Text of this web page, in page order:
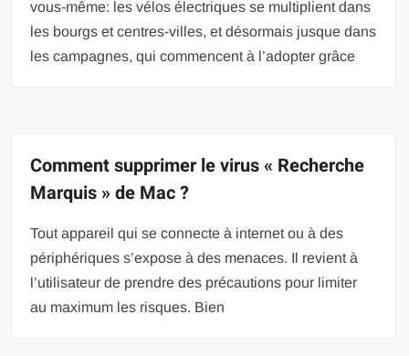
vous-même: les vélos électriques se multiplient dans
les bourgs et centres-villes, et désormais jusque dans
les campagnes, qui commencent à l’adopter grâce
Comment supprimer le virus « Recherche
Marquis » de Mac ?
Tout appareil qui se connecte à internet ou à des
périphériques s’expose à des menaces. Il revient à
l’utilisateur de prendre des précautions pour limiter
au maximum les risques. Bien